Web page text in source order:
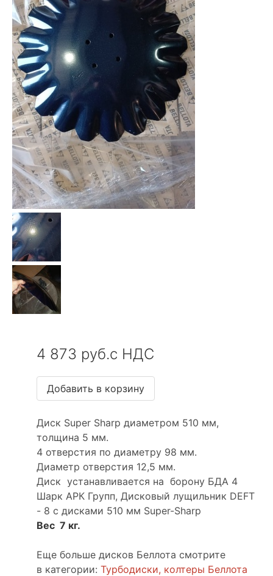
4 873 руб.с НДС
Диск Super Sharp диаметром 510 мм,
толщина 5 мм.
4 отверстия по диаметру 98 мм.
Диаметр отверстия 12,5 мм.
Диск устанавливается на борону БДА 4
Шарк АРК Групп, Дисковый лущильник DEFT
- 8 c дисками 510 мм Super-Sharp
Вес 7 кг.
Еще больше дисков Беллота смотрите
в категории: Турбодиски, колтеры Беллота